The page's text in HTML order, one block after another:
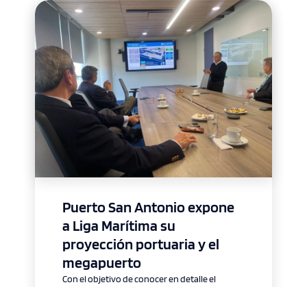
Puerto San Antonio expone
a Liga Marítima su
proyección portuaria y el
megapuerto
Con el objetivo de conocer en detalle el